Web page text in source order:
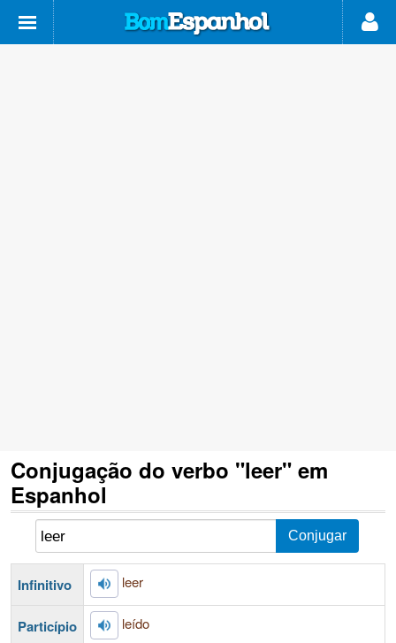
Conjugação do verbo "leer" em
Espanhol
Infinitivo leer
Particípio leído